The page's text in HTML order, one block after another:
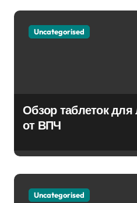
Uncategorised
Обзор таблеток для
от ВПЧ
Uncategorised